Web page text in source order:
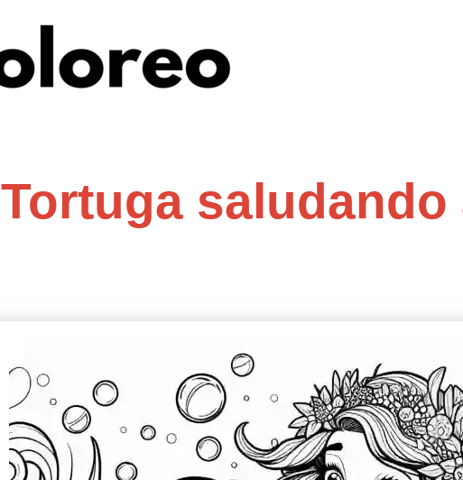
Tortuga saludando